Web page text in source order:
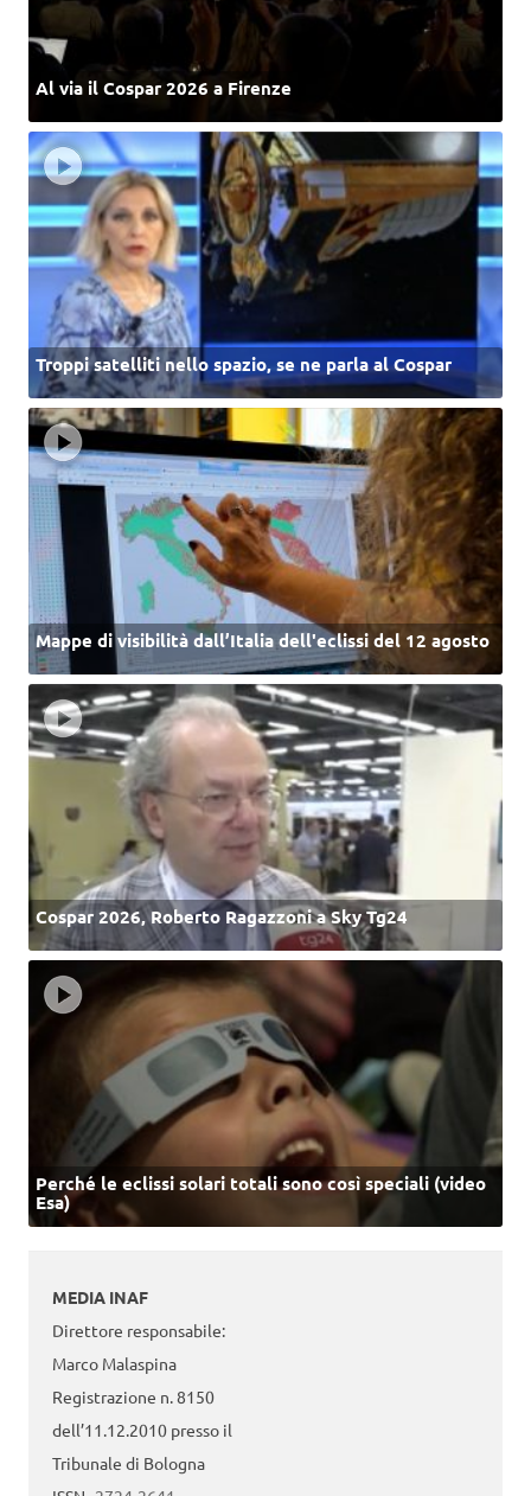
Al via il Cospar 2026 a Firenze
Troppi satelliti nello spazio, se ne parla al Cospar
Mappe di visibilità dall’Italia dell'eclissi del 12 agosto
Cospar 2026, Roberto Ragazzoni a Sky Tg24
Perché le eclissi solari totali sono così speciali (video
Esa)
MEDIA INAF
Direttore responsabile:
Marco Malaspina
Registrazione n. 8150
dell’11.12.2010 presso il
Tribunale di Bologna